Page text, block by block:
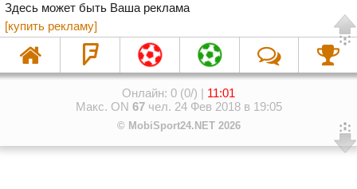
Здесь может быть Ваша реклама
[купить рекламу]
Онлайн: 0 (0/) | 11:01
Макс. ON 67чел. 24 Фев 2018 в 19:05
© MobiSport24.NET 2026